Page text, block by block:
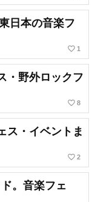
日本の音楽フ
favorite_border 1
・野外ロックフ
favorite_border 8
ス・イベントま
favorite_border 2
。音楽フェ